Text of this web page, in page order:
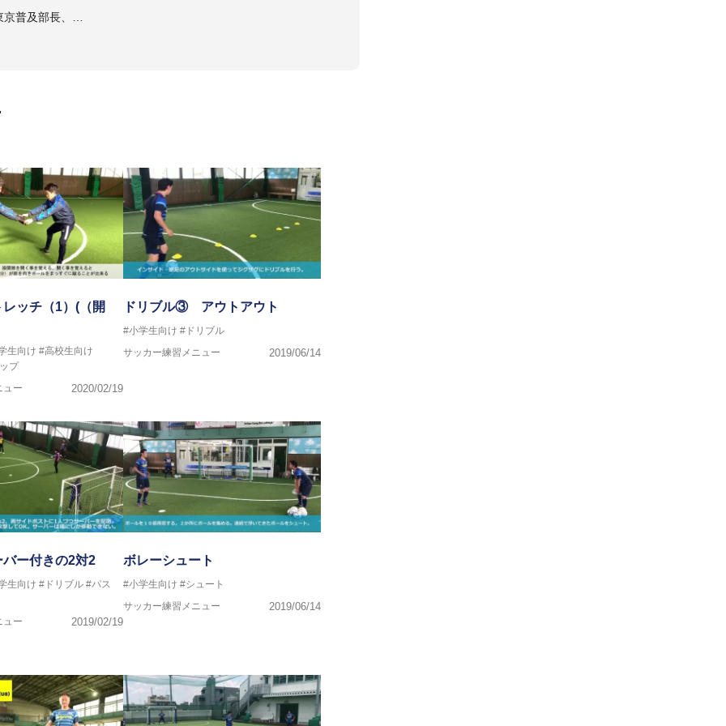
普及部長、
トラクター、AFC（アジアサッカー連盟）フットサルインスト
ンス・JFA公認フットサルB級コーチライセンス
監督
・日本サッカー協会公認フットサルB級ライセンス
ール所属
ッチ（1）(（開
生向け #高校生向け
プ
ュー
2020/02/19
ドリブル③ アウトアウト
#小学生向け #ドリブル
サッカー練習メニュー
2019/06/14
ー付きの2対2
生向け #ドリブル #パス
ュー 2019/02/19
ボレーシュート
#小学生向け #シュート
サッカー練習メニュー
2019/06/14